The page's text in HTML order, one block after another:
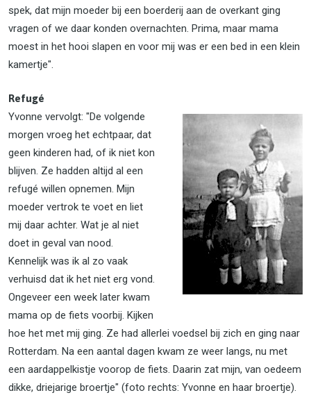
spek, dat mijn moeder bij een boerderij aan de overkant ging
vragen of we daar konden overnachten. Prima, maar mama
moest in het hooi slapen en voor mij was er een bed in een klein
kamertje".
Refugé
Yvonne vervolgt: "De volgende
morgen vroeg het echtpaar, dat
geen kinderen had, of ik niet kon
blijven. Ze hadden altijd al een
refugé willen opnemen. Mijn
moeder vertrok te voet en liet
mij daar achter. Wat je al niet
doet in geval van nood.
Kennelijk was ik al zo vaak
verhuisd dat ik het niet erg vond.
Ongeveer een week later kwam
mama op de fiets voorbij. Kijken
hoe het met mij ging. Ze had allerlei voedsel bij zich en ging naar
Rotterdam. Na een aantal dagen kwam ze weer langs, nu met
een aardappelkistje voorop de fiets. Daarin zat mijn, van oedeem
dikke, driejarige broertje" (foto rechts: Yvonne en haar broertje).